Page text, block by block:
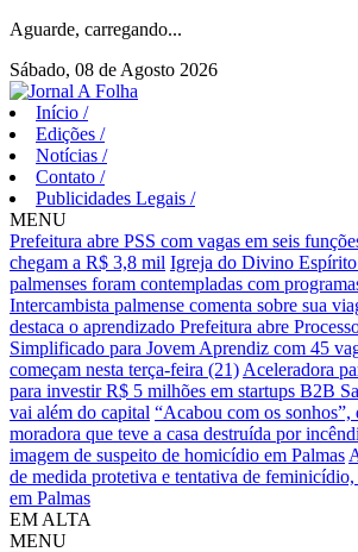
Aguarde, carregando...
Sábado, 08 de Agosto 2026
Início /
Edições /
Notícias /
Contato /
Publicidades Legais /
MENU
Prefeitura abre PSS com vagas em seis
chegam a R$ 3,8 mil Igreja do Divino
palmenses foram contempladas com
Intercambista palmense comenta sobre sua
destaca o aprendizado Prefeitura abre
Simplificado para Jovem Aprendiz com 45
começam nesta terça-feira (21) Aceleradora
para investir R$ 5 milhões em startups B2B
vai além do capital “Acabou com os sonhos”,
moradora que teve a casa destruída por
imagem de suspeito de homicídio em Palmas
de medida protetiva e tentativa de
em Palmas
EM ALTA
MENU